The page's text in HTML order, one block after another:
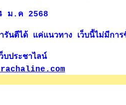
ม.ค 2568
ตีได้ แค่แนวทาง เว็บนี้ไม่มีกา
บประชาไลน์